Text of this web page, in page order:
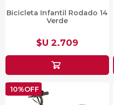
Bicicleta Infantil Rodado 14
Verde
$U 2.709
10%OFF